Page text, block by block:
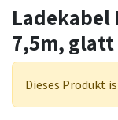
Ladekabel
7,5m, glatt
Dieses Produkt